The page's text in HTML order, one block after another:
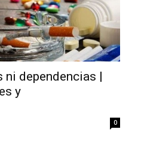
ni dependencias |
y
0